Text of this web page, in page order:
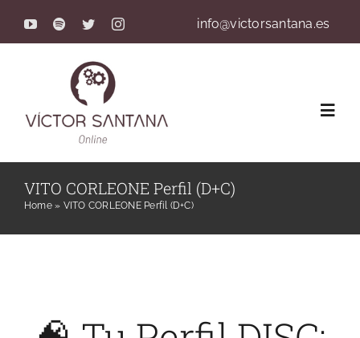
info@victorsantana.es
VITO CORLEONE Perfil (D+C)
Home» VITO CORLEONE Perfil (D+C)